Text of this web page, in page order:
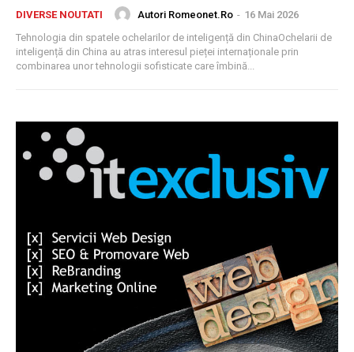
DIVERSE NOUTATI Autori Romeonet.ro - 16 Mai 2026
Tehnologia din spatele ochelarilor de inteligență din ChinaOchelarii de
inteligență din China au atras interesul pieței internaționale prin
combinarea unor tehnologii sofisticate care îmbină...